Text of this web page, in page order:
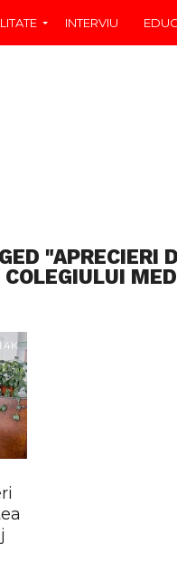
INTERVIU
"APRECIERI
COLEGIULUI